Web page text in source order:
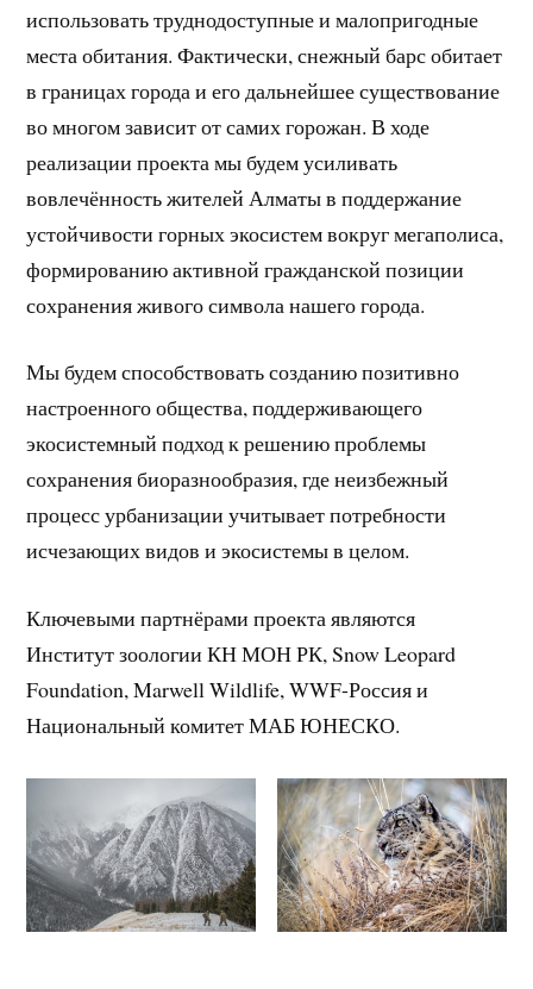
использовать труднодоступные и малопригодные
места обитания. Фактически, снежный барс обитает
в границах города и его дальнейшее существование
во многом зависит от самих горожан. В ходе
реализации проекта мы будем усиливать
вовлечённость жителей Алматы в поддержание
устойчивости горных экосистем вокруг мегаполиса,
формированию активной гражданской позиции
сохранения живого символа нашего города.
Мы будем способствовать созданию позитивно
настроенного общества, поддерживающего
экосистемный подход к решению проблемы
сохранения биоразнообразия, где неизбежный
процесс урбанизации учитывает потребности
исчезающих видов и экосистемы в целом.
Ключевыми партнёрами проекта являются
Институт зоологии КН МОН РК, Snow Leopard
Foundation, Marwell Wildlife, WWF-Россия и
Национальный комитет МАБ ЮНЕСКО.